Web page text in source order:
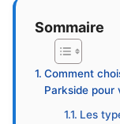
Sommaire
Comment
Parkside pour
Les